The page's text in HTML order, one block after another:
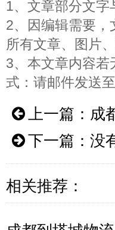
1、文章部分文
2、因编辑需要
所有文章、图片
3、本文章内容
式：请邮件发送
上一篇： 成
下一篇：没
相关推荐：